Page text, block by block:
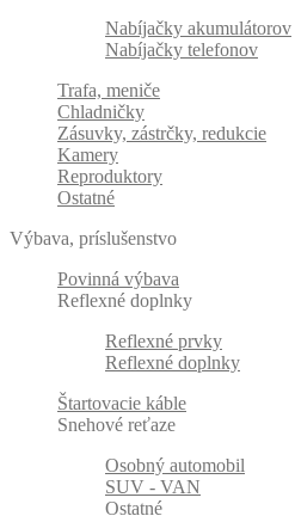
Nabíjačky akumulátorov
Nabíjačky telefonov
Trafa, meniče
Chladničky
Zásuvky, zástrčky, redukcie
Kamery
Reproduktory
Ostatné
Výbava, príslušenstvo
Povinná výbava
Reflexné doplnky
Reflexné prvky
Reflexné doplnky
Štartovacie káble
Snehové reťaze
Osobný automobil
SUV - VAN
Ostatné